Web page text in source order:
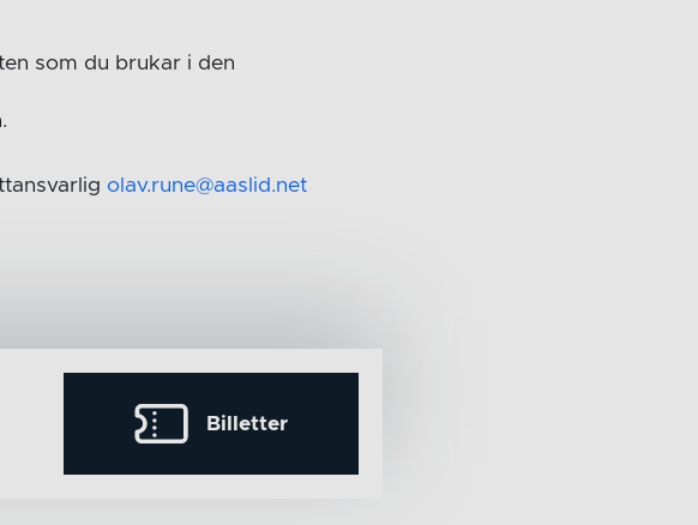
som du brukar i den
olav.rune@aaslid.net
Billetter